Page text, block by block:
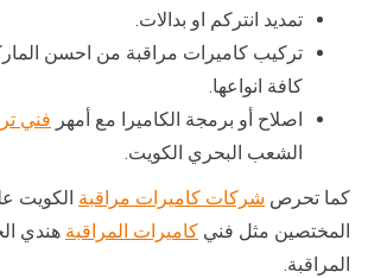
تمديد انتركم او بدالات.
تركيب كاميرات مراقبة من احسن
كافة انواعها.
اصلاح أو برمجة الكاميرا مع أمهر فني
الشعب البحري الكويت.
كما تحرص شركات كاميرات مراقبة الكويت
المختصين مثل فني كاميرات المراقبة هندي
المراقبة.